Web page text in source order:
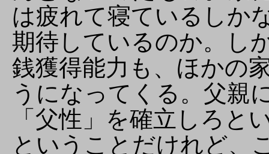
は疲れて寝ているしか
期待しているのか。し
銭獲得能力も、ほかの
うになってくる。父親
「父性」を確立しろと
ということだけれど、